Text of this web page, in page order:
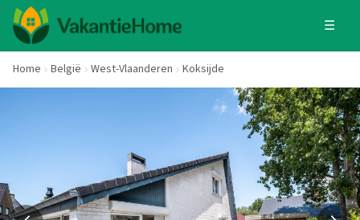
☰
Home België West-Vlaanderen Koksijde